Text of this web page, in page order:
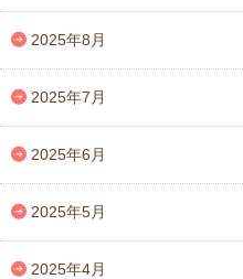
2025年8月
2025年7月
2025年6月
2025年5月
2025年4月